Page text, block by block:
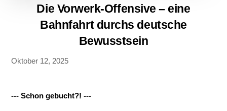
Die Vorwerk-Offensive – eine
Bahnfahrt durchs deutsche
Bewusstsein
Oktober 12, 2025
--- Schon gebucht?! ---